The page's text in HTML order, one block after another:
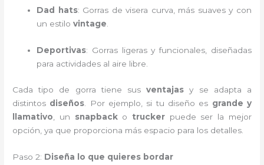
Dad hats: Gorras de visera curva, más suaves y con
un estilovintage
Deportivas: Gorras ligeras y funcionales, diseñadas
para actividades al aire libre.
Cada tipo de gorra tiene susventajas y se adapta a
distintos diseños. Por ejemplo, si tu diseño es grande y
llamativo, un snapbacko trucker puede ser la mejor
opción, ya que proporciona más espacio para los detalles.
Paso 2: Diseña lo que quieres bordar